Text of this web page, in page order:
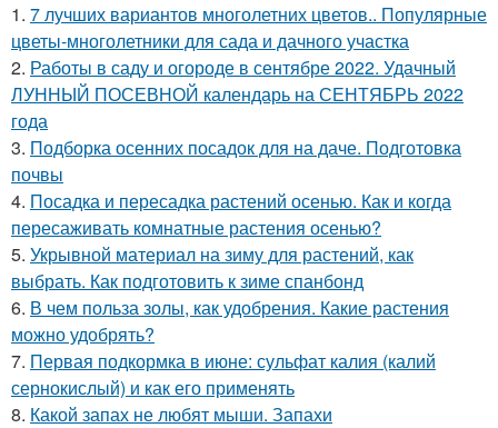
1. 7 лучших вариантов многолетних цветов.. Популярные
цветы-многолетники для сада и дачного участка
2. Работы в саду и огороде в сентябре 2022. Удачный
ЛУННЫЙ ПОСЕВНОЙ календарь на СЕНТЯБРЬ 2022
года
3. Подборка осенних посадок для на даче. Подготовка
почвы
4. Посадка и пересадка растений осенью. Как и когда
пересаживать комнатные растения осенью?
5. Укрывной материал на зиму для растений, как
выбрать. Как подготовить к зиме спанбонд
6. В чем польза золы, как удобрения. Какие растения
можно удобрять?
7. Первая подкормка в июне: сульфат калия (калий
сернокислый) и как его применять
8. Какой запах не любят мыши. Запахи